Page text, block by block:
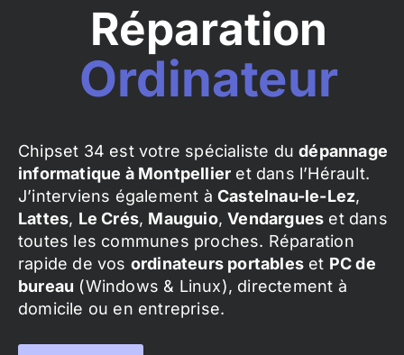
Réparation
Ordinateur
Chipset 34 est votre spécialiste dudépannage
informatique à Montpellier et dans l’Hérault.
J’interviens également à Castelnau-le-Lez,
Lattes, Le Crés, Mauguio,Vendargues et dans
toutes les communes proches. Réparation
rapide de vos ordinateurs portables et PC de
bureau (Windows & Linux), directement à
domicile ou en entreprise.